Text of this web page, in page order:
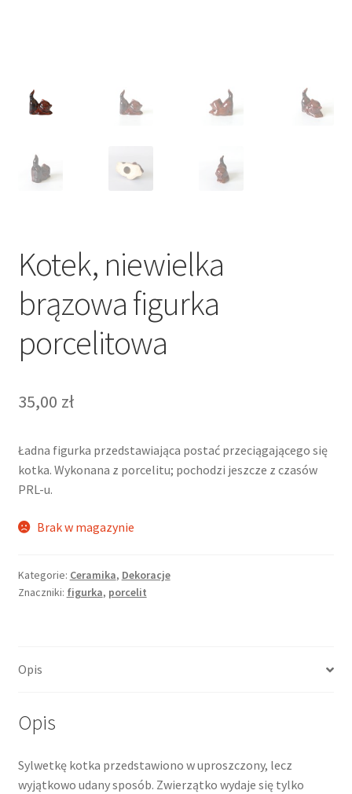
Kotek, niewielka
brązowa figurka
porcelitowa
35,00 zł
Ładna figurka przedstawiająca postać przeciągającego się
kotka. Wykonana z porcelitu; pochodzi jeszcze z czasów
PRL-u.
Brak w magazynie
Kategorie: Ceramika, Dekoracje
Znaczniki: figurka, porcelit
Opis
Opis
Sylwetkę kotka przedstawiono w uproszczony, lecz
wyjątkowo udany sposób. Zwierzątko wydaje się tylko